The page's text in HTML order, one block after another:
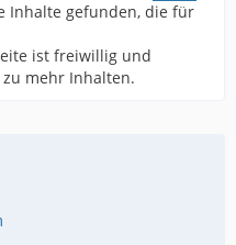
Inhalte gefunden, die für
ist freiwillig und
mehr Inhalten.